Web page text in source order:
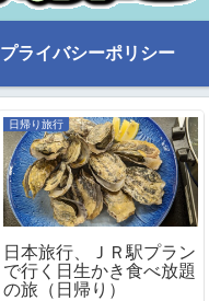
プライバシーポリシー
日帰り旅行
日本旅行、ＪＲ駅プラン
で行く日生かき食べ放題
の旅（日帰り）